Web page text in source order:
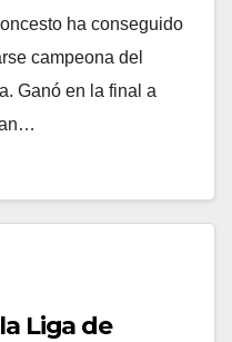
ha conseguido
campeona del
Ganó en la final a
Liga de